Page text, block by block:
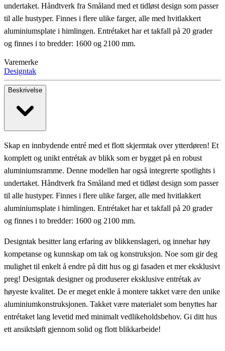
undertaket. Håndtverk fra Småland med et tidløst design som passer
til alle hustyper. Finnes i flere ulike farger, alle med hvitlakkert
aluminiumsplate i himlingen. Entrétaket har et takfall på 20 grader
og finnes i to bredder: 1600 og 2100 mm.
Varemerke
Designtak
Beskrivelse
Skap en innbydende entré med et flott skjermtak over ytterdøren! Et
komplett og unikt entrétak av blikk som er bygget på en robust
aluminiumsramme. Denne modellen har også integrerte spotlights i
undertaket. Håndtverk fra Småland med et tidløst design som passer
til alle hustyper. Finnes i flere ulike farger, alle med hvitlakkert
aluminiumsplate i himlingen. Entrétaket har et takfall på 20 grader
og finnes i to bredder: 1600 og 2100 mm.
Designtak besitter lang erfaring av blikkenslageri, og innehar høy
kompetanse og kunnskap om tak og konstruksjon. Noe som gir deg
mulighet til enkelt å endre på ditt hus og gi fasaden et mer eksklusivt
preg! Designtak designer og produserer eksklusive entrétak av
høyeste kvalitet. De er meget enkle å montere takket være den unike
aluminiumkonstruksjonen. Takket være materialet som benyttes har
entrétaket lang levetid med minimalt vedlikeholdsbehov. Gi ditt hus
ett ansiktsløft gjennom solid og flott blikkarbeide!